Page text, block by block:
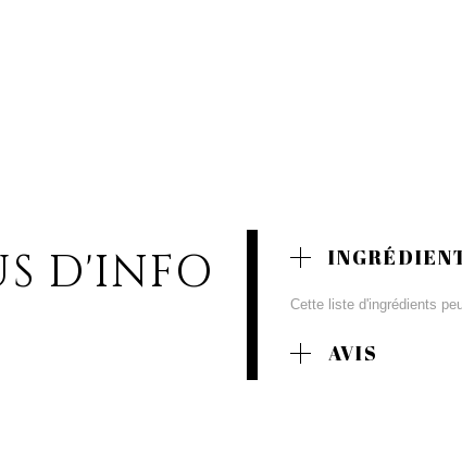
D'INFO
Cette liste d'ingrédients
AVIS